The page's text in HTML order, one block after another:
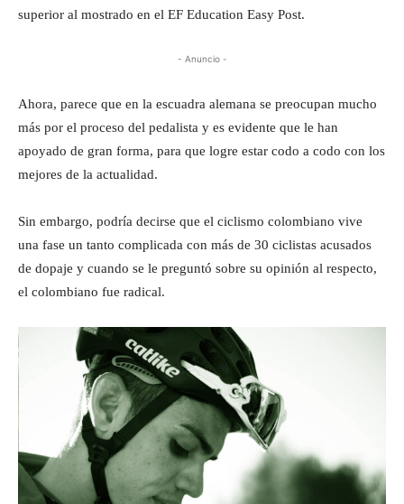
superior al mostrado en el EF Education Easy Post.
- Anuncio -
Ahora, parece que en la escuadra alemana se preocupan mucho
más por el proceso del pedalista y es evidente que le han
apoyado de gran forma, para que logre estar codo a codo con los
mejores de la actualidad.
Sin embargo, podría decirse que el ciclismo colombiano vive
una fase un tanto complicada con más de 30 ciclistas acusados
de dopaje y cuando se le preguntó sobre su opinión al respecto,
el colombiano fue radical.